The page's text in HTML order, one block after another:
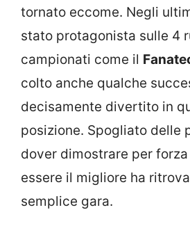
tornato eccome. Negli
stato protagonista sulle 4
campionati come il
colto anche qualche
decisamente divertito in
posizione. Spogliato delle
dover dimostrare per
essere il migliore ha
semplice gara.